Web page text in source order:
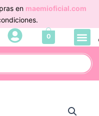
en maemioficial.com
0